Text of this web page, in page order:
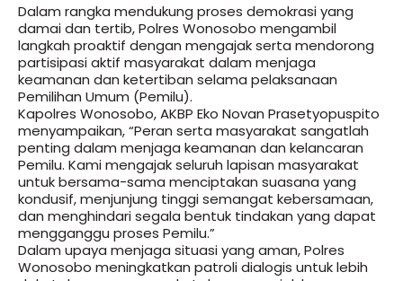
Dalam rangka mendukung proses demokrasi yang
damai dan tertib, Polres Wonosobo mengambil
langkah proaktif dengan mengajak serta mendorong
partisipasi aktif masyarakat dalam menjaga
keamanan dan ketertiban selama pelaksanaan
Pemilihan Umum (Pemilu).
Kapolres Wonosobo, AKBP Eko Novan Prasetyopuspito
menyampaikan, “Peran serta masyarakat sangatlah
penting dalam menjaga keamanan dan kelancaran
Pemilu. Kami mengajak seluruh lapisan masyarakat
untuk bersama-sama menciptakan suasana yang
kondusif, menjunjung tinggi semangat kebersamaan,
dan menghindari segala bentuk tindakan yang dapat
mengganggu proses Pemilu.”
Dalam upaya menjaga situasi yang aman, Polres
Wonosobo meningkatkan patroli dialogis untuk lebih